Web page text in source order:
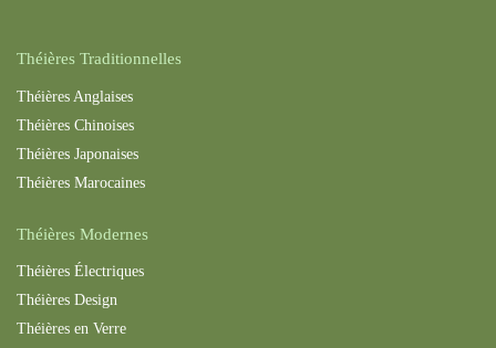
Théières Traditionnelles
Théières Anglaises
Théières Chinoises
Théières Japonaises
Théières Marocaines
Théières Modernes
Théières Électriques
Théières Design
Théières en Verre